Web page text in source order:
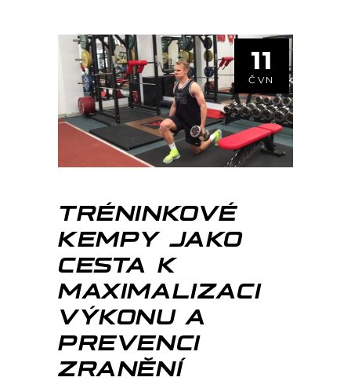
11
ČVN
TRÉNINKOVÉ
KEMPY JAKO
CESTA K
MAXIMALIZACI
VÝKONU A
PREVENCI
ZRANĚNÍ